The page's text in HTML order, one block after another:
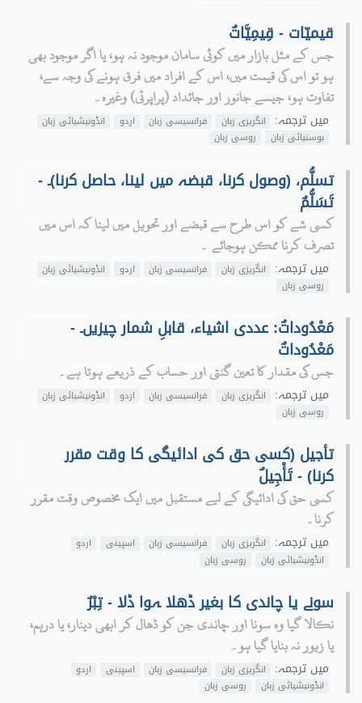
قیمیّات - قِيمِيَّاتٌ
جس کے مثل بازار میں کوئی سامان موجود نہ ہو، یا اگر موجود بھی
ہو تو اس کی قیمت میں، اس کے افراد میں فرق ہونے کی وجہ سے،
تفاوت ہو، جیسے جانور اور جائداد (پراپرٹی) وغیرہ۔
میں ترجمہ: انگریزی زبان فرانسیسی زبان اردو
انڈونیشیائی زبان
بوسنیائی زبان
روسی زبان
تسلُّم، (وصول کرنا، قبضہ میں لینا، حاصل کرنا)۔ -
تَسَلُّمٌ
کسی شے کو اس طرح سے قبضے اور تحویل میں لینا کہ اس میں
تصرف کرنا ممکن ہوجائے ۔
میں ترجمہ: انگریزی زبان فرانسیسی زبان اردو
انڈونیشیائی زبان
روسی زبان
مَعْدُوداتٌ: عددی اشیاء، قابلِ شمار چیزیں۔ -
مَعْدُوداتٌ
جس کی مقدار کا تعین گنتی اور حساب کے ذریعے ہوتا ہے۔
میں ترجمہ: انگریزی زبان فرانسیسی زبان اردو
انڈونیشیائی زبان
روسی زبان
تأجیل (کسی حق کی ادائیگی کا وقت مقرر
کرنا) - تَأْجِيلٌ
کسی حق کی ادائیگی کے لیے مستقبل میں ایک مخصوص وقت مقرر
کرنا۔
میں ترجمہ: انگریزی زبان فرانسیسی زبان اسپینی
اردو
انڈونیشیائی زبان
روسی زبان
سونے یا چاندی کا بغیر ڈھلا ہوا ڈلا - تِبْرٌ
نکالا گیا وہ سونا اور چاندی جن کو ڈھال کر ابھی دینار، یا درہم،
یا زیور نہ بنایا گیا ہو۔
میں ترجمہ: انگریزی زبان فرانسیسی زبان اسپینی
اردو
انڈونیشیائی زبان
روسی زبان